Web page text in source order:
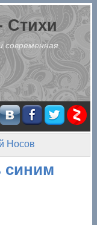
Стихи
современная
Носов
синим